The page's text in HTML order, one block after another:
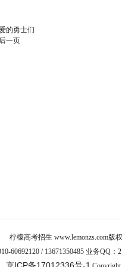
的勇士们
一页
柠檬高考招生 www.lemonzs.com版
60692120 / 13671350485 业务QQ